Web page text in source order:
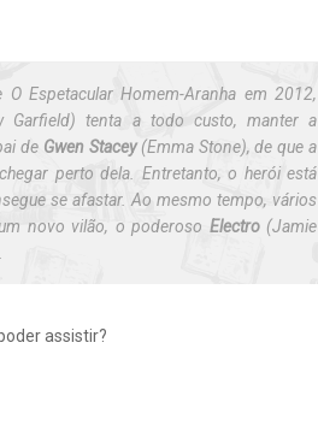
Espetacular Homem-Aranha em 2012,
Garfield) tenta a todo custo, manter a
de Gwen Stacey(Emma Stone), de que a
perto dela. Entretanto, o herói está
se afastar. Ao mesmo tempo, vários
novo vilão, o poderoso Electro (Jamie
assistir?